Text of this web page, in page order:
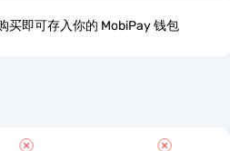
买即可存入你的 MobiPay 钱包